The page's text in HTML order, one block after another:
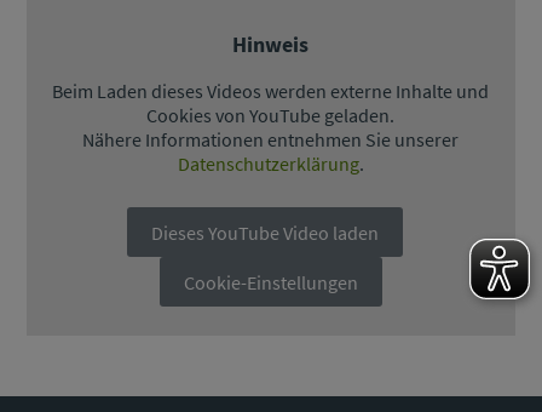
Hinweis
Beim Laden dieses Videos werden externe Inhalte und
Cookies von YouTube geladen.
Nähere Informationen entnehmen Sie unserer
Datenschutzerklärung.
Dieses YouTube Video laden
Cookie-Einstellungen